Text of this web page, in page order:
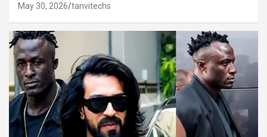
May 30, 2026 tanvitechs